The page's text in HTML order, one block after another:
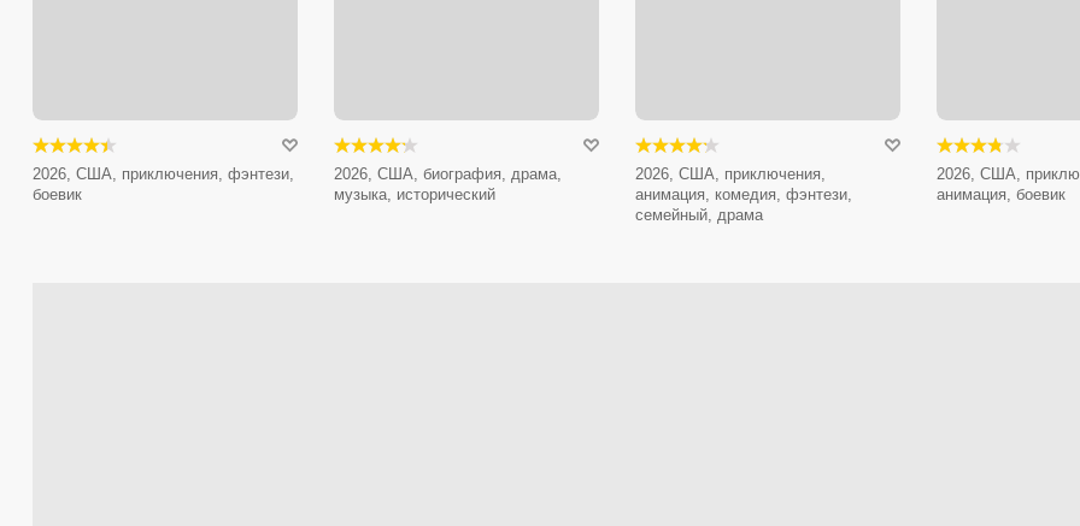
2026, США, приключения, фэнтези,
боевик
2026, США, биография, драма,
музыка, исторический
2026, США, приключения,
анимация, комедия, фэнтези,
семейный, драма
2026, США,
анимация, боевик